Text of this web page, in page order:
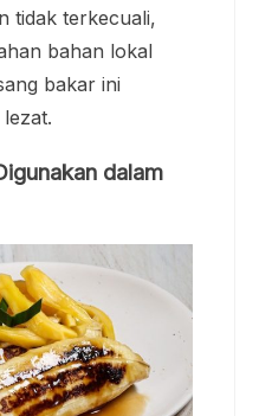
tidak terkecuali,
bahan lokal
bakar ini
dalam